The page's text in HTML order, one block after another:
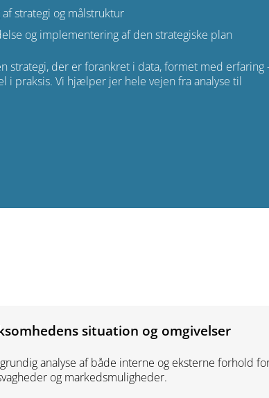
strategi og målstruktur
og implementering af den strategiske plan
strategi, der er forankret i data, formet med erfaring
i praksis. Vi hjælper jer hele vejen fra analyse til
situation og omgivelser
analyse af både interne og eksterne forhold
og markedsmuligheder.